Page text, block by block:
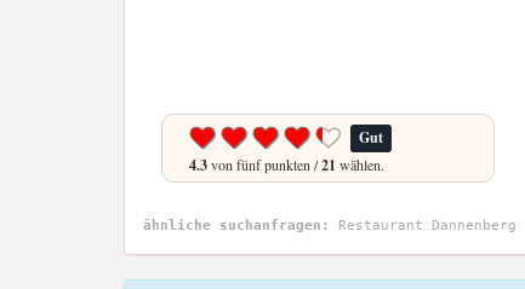
Gut
4.3von fünf punkten /21 wählen.
ähnliche suchanfragen: Restaurant Dannenberg